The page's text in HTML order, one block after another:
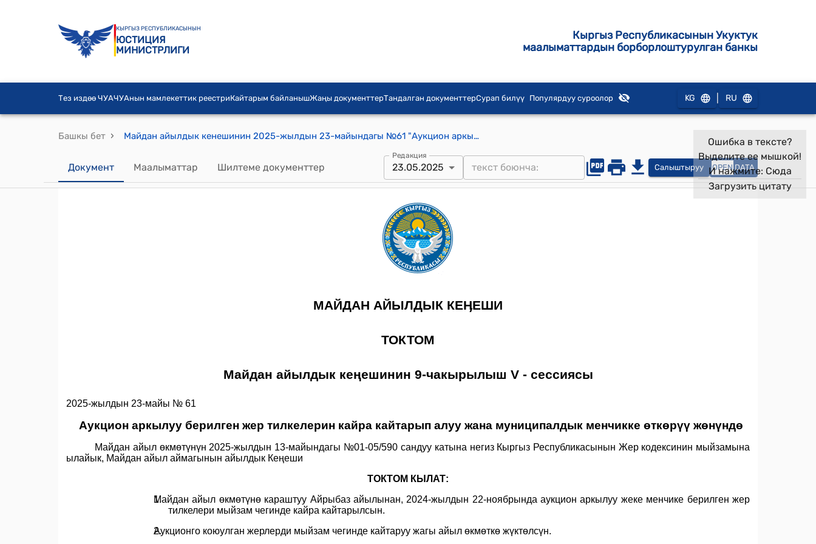
КЫРГЫЗ РЕСПУБЛИКАСЫНЫН
ЮСТИЦИЯ
МИНИСТРЛИГИ
Кыргыз Республикасынын Укуктук
маалыматтардын борборлоштурулган банкы
Тез издөө ЧУАЧУАнын мамлекеттик реестриКайтарым байланышЖаңы документтерТандалган документтерСурап билүү Популярдуу суроолор KG RU
Башкы бет › Майдан айылдык кенешинин 2025-жылдын 23-майындагы №61 "Аукцион аркылуу берилген жер тилкелерин кайра кайтарып алуу жана муниципалдык менчикке өткөрүү жөнүндө" токтому
Документ Маалыматтар Шилтеме документтер
Редакция
23.05.2025 Салыштыруу OPEN DATA
Ошибка в тексте?
Выделите ее мышкой!
И нажмите: Сюда
Загрузить цитату